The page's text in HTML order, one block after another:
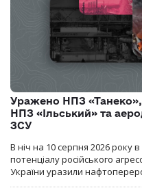
Уражено НПЗ
НПЗ «Ільський» та
ЗСУ
В ніч на 10 серпня 2026 року
потенціалу російського
України уразили